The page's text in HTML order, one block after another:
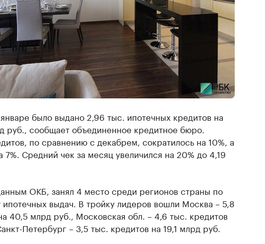
было выдано 2,96 тыс. ипотечных кредитов на
руб., сообщает объединенное кредитное бюро.
по сравнению с декабрем, сократилось на 10%, а
Средний чек за месяц увеличился на 20% до 4,19
ОКБ, занял 4 место среди регионов страны по
выдач. В тройку лидеров вошли Москва – 5,8
40,5 млрд руб., Московская обл. – 4,6 тыс. кредитов
Петербург – 3,5 тыс. кредитов на 19,1 млрд руб.